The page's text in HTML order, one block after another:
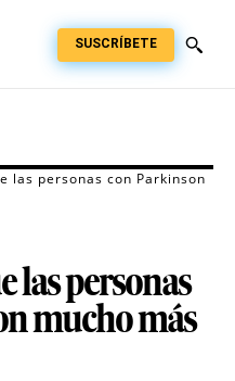
SUSCRÍBETE
las personas con Parkinson
las personas
mucho más